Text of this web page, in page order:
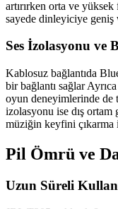
artırırken orta ve
sayede dinleyiciye geniş
Ses İzolasyonu ve
Kablosuz bağlantıda
bir bağlantı sağlar
oyun deneyimlerinde de
izolasyonu ise dış
müziğin keyfini çıkarma
Pil Ömrü ve
Uzun Süreli